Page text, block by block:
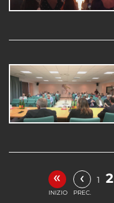
«
INIZIO
‹
PREC.
1 2